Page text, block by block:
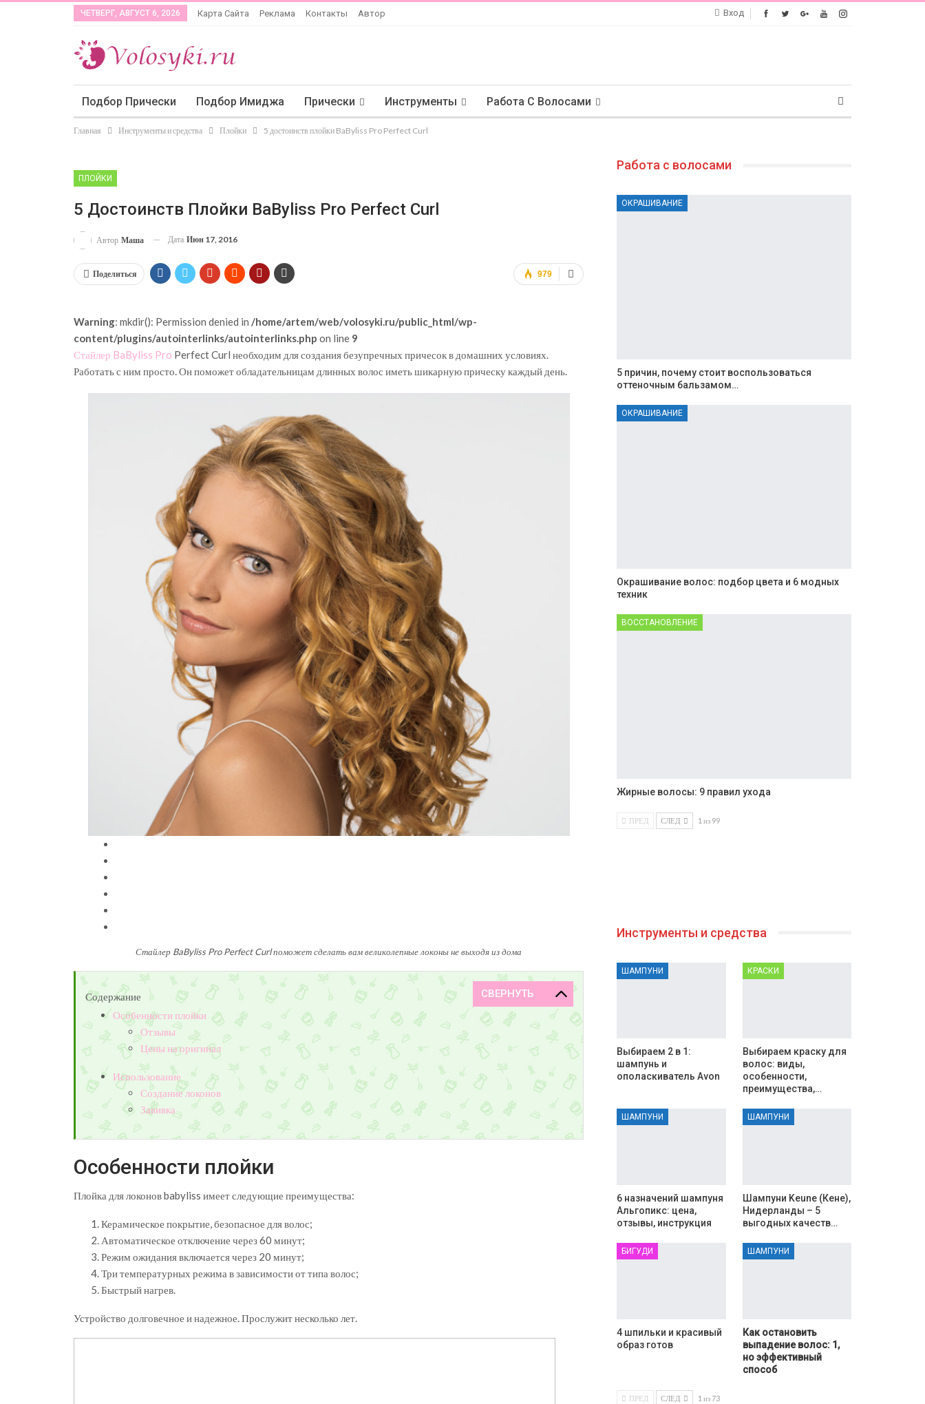
Вход
ЧЕТВЕРГ, АВГУСТ 6, 2026 Карта Сайта Реклама Контакты Автор
Подбор Прически Подбор Имиджа Прически Инструменты Работа С Волосами
Главная Инструменты и средства Плойки 5 достоинств плойки BaByliss Pro Perfect Curl
ПЛОЙКИ
5 Достоинств Плойки BaByliss Pro Perfect Curl
Автор Маша Дата Июн 17, 2016
979
Поделиться
Warning: mkdir(): Permission denied in /home/artem/web/volosyki.ru/public_html/wp-
content/plugins/autointerlinks/autointerlinks.php on line 9
Стайлер BaByliss Pro Perfect Curl необходим для создания безупречных причесок в домашних условиях.
Работать с ним просто. Он поможет обладательницам длинных волос иметь шикарную прическу каждый день.
Стайлер BaByliss Pro Perfect Curl поможет сделать вам великолепные локоны не выходя из дома
Содержание
Особенности плойки
Отзывы
Цены на оригинал
Использование
Создание локонов
Завивка
Особенности плойки
Плойка для локонов babyliss имеет следующие преимущества:
Керамическое покрытие, безопасное для волос;
Автоматическое отключение через 60 минут;
Режим ожидания включается через 20 минут;
Три температурных режима в зависимости от типа волос;
Быстрый нагрев.
Устройство долговечное и надежное. Прослужит несколько лет.
Работа с волосами
ОКРАШИВАНИЕ
5 причин, почему стоит воспользоваться
оттеночным бальзамом…
ОКРАШИВАНИЕ
Окрашивание волос: подбор цвета и 6 модных
техник
ВОССТАНОВЛЕНИЕ
Жирные волосы: 9 правил ухода
ПРЕД СЛЕД 1 из 99
Инструменты и средства
ШАМПУНИ
Выбираем 2 в 1:
шампунь и
ополаскиватель Avon
КРАСКИ
Выбираем краску для
волос: виды,
особенности,
преимущества,…
ШАМПУНИ
6 назначений шампуня
Альгопикс: цена,
отзывы, инструкция
ШАМПУНИ
Шампуни Keune (Кене),
Нидерланды – 5
выгодных качеств…
БИГУДИ
4 шпильки и красивый
образ готов
ШАМПУНИ
Как остановить
выпадение волос: 1,
но эффективный
способ
ПРЕД СЛЕД 1 из 73